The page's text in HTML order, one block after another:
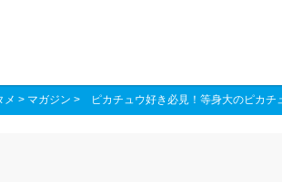
メ > マガジン > ピカチュウ好き必見！等身大のピカ